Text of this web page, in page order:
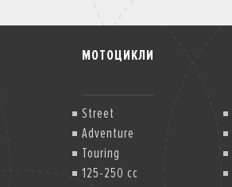
МОТОЦИКЛИ
Street
Adventure
Touring
125-250 cc